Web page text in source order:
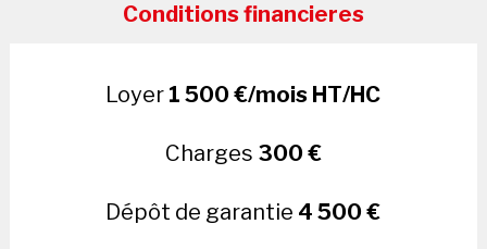
Conditions financieres
Loyer 1 500 €/mois HT/HC
Charges 300 €
Dépôt de garantie 4 500 €